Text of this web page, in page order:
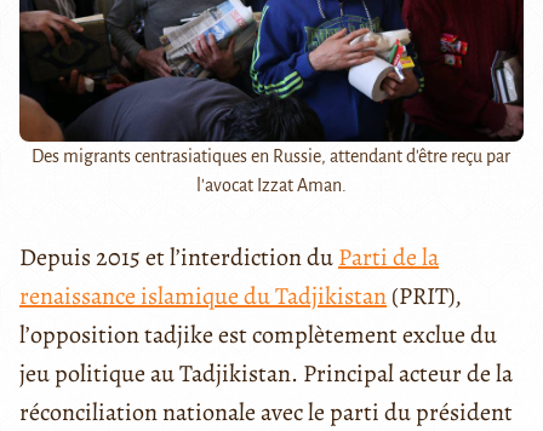
Des migrants centrasiatiques en Russie, attendant d'être reçu par
l'avocat Izzat Aman.
Depuis 2015 et l’interdiction duParti de la
renaissance islamique du Tadjikistan(PRIT),
l’opposition tadjike est complètement exclue du
jeu politique au Tadjikistan. Principal acteur de la
réconciliation nationale avec le parti du président